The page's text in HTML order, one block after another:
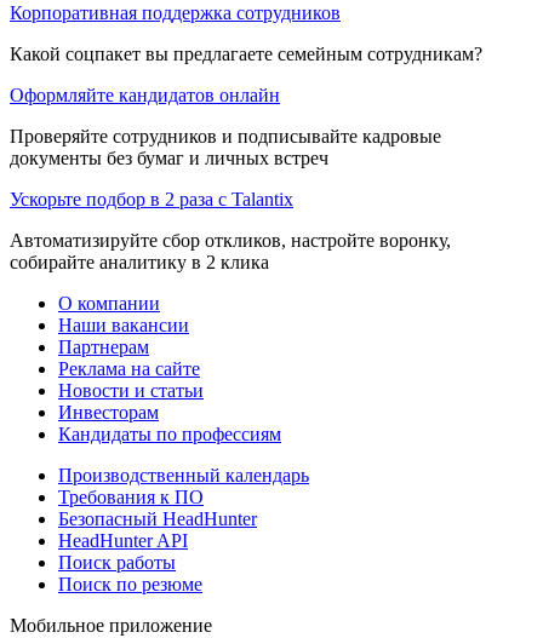
Корпоративная поддержка сотрудников
Какой соцпакет вы предлагаете семейным сотрудникам?
Оформляйте кандидатов онлайн
Проверяйте сотрудников и подписывайте кадровые
документы без бумаг и личных встреч
Ускорьте подбор в 2 раза с Talantix
Автоматизируйте сбор откликов, настройте воронку,
собирайте аналитику в 2 клика
О компании
Наши вакансии
Партнерам
Реклама на сайте
Новости и статьи
Инвесторам
Кандидаты по профессиям
Производственный календарь
Требования к ПО
Безопасный HeadHunter
HeadHunter API
Поиск работы
Поиск по резюме
Мобильное приложение